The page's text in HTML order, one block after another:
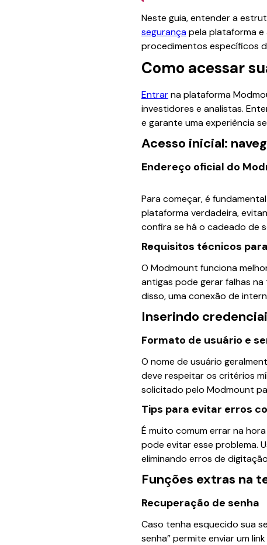
Neste guia, entender a
segurançapela plataforma e
procedimentos específicos
Como acessar
Entrarna plataforma
investidores e analistas.
e garante uma experiência
Acesso inicial:
Endereço oficial do
Para começar, é
plataforma verdadeira,
confira se há o cadeado de
Requisitos técnicos
O Modmount funciona
antigas pode gerar falhas
disso, uma conexão de
Inserindo
Formato de usuário e
O nome de usuário
deve respeitar os critérios
solicitado pelo Modmount
Tips para evitar erros
É muito comum errar na
pode evitar esse problema.
eliminando erros de
Funções extras na
Recuperação de senha
Caso tenha esquecido sua
senha” permite enviar um